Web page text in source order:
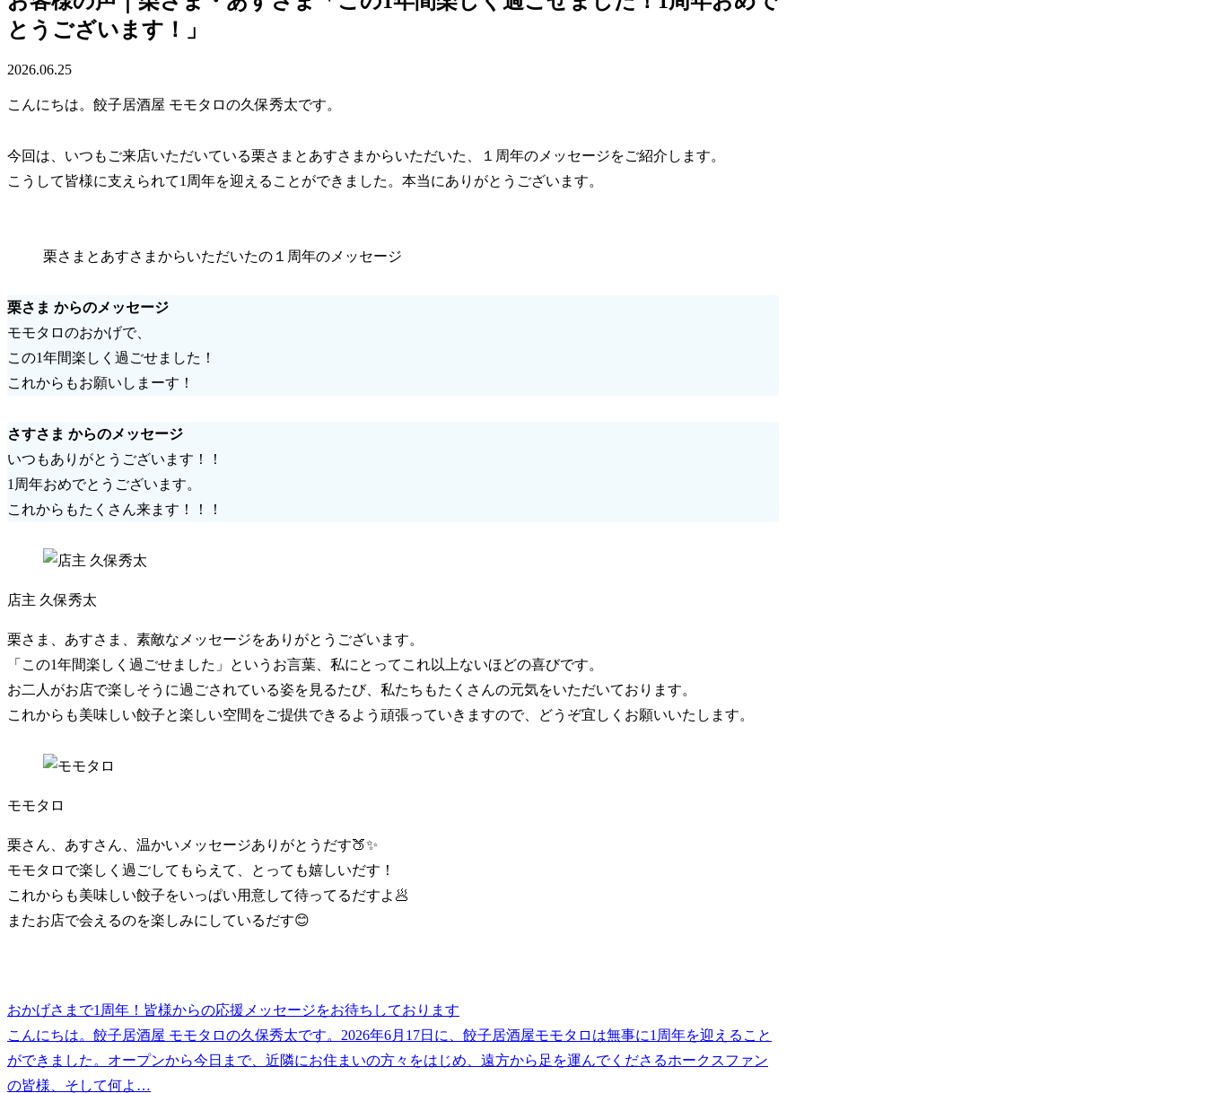
とうございます！」
2026.06.25
こんにちは。餃子居酒屋 モモタロの久保秀太です。
今回は、いつもご来店いただいている栗さまとあすさまからいただいた、１周年のメッセージをご紹介します。
こうして皆様に支えられて1周年を迎えることができました。本当にありがとうございます。
栗さまとあすさまからいただいたの１周年のメッセージ
栗さま からのメッセージ
モモタロのおかげで、
この1年間楽しく過ごせました！
これからもお願いしまーす！
さすさま からのメッセージ
いつもありがとうございます！！
1周年おめでとうございます。
これからもたくさん来ます！！！
店主 久保秀太
栗さま、あすさま、素敵なメッセージをありがとうございます。
「この1年間楽しく過ごせました」というお言葉、私にとってこれ以上ないほどの喜びです。
お二人がお店で楽しそうに過ごされている姿を見るたび、私たちもたくさんの元気をいただいております。
これからも美味しい餃子と楽しい空間をご提供できるよう頑張っていきますので、どうぞ宜しくお願いいたします。
モモタロ
栗さん、あすさん、温かいメッセージありがとうだす🍑✨
モモタロで楽しく過ごしてもらえて、とっても嬉しいだす！
これからも美味しい餃子をいっぱい用意して待ってるだすよ🥟
またお店で会えるのを楽しみにしているだす😊
おかげさまで1周年！皆様からの応援メッセージをお待ちしております
こんにちは。餃子居酒屋 モモタロの久保秀太です。2026年6月17日に、餃子居酒屋モモタロは無事に1周年を迎えること
ができました。オープンから今日まで、近隣にお住まいの方々をはじめ、遠方から足を運んでくださるホークスファン
の皆様、そして何よ…